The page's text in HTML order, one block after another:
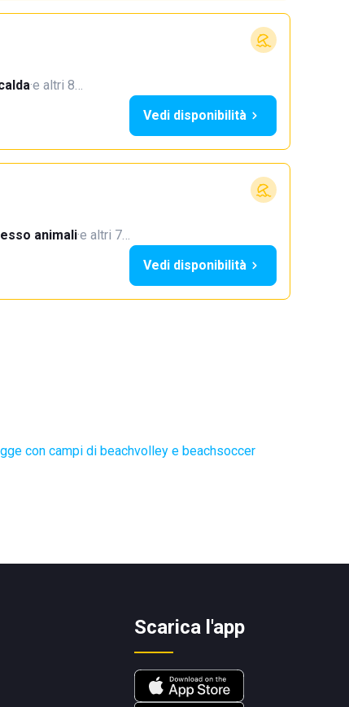
·e altri 8…
Vedi disponibilità
animali·e altri 7…
Vedi disponibilità
con campi di beachvolley e beachsoccer
Scarica l'app